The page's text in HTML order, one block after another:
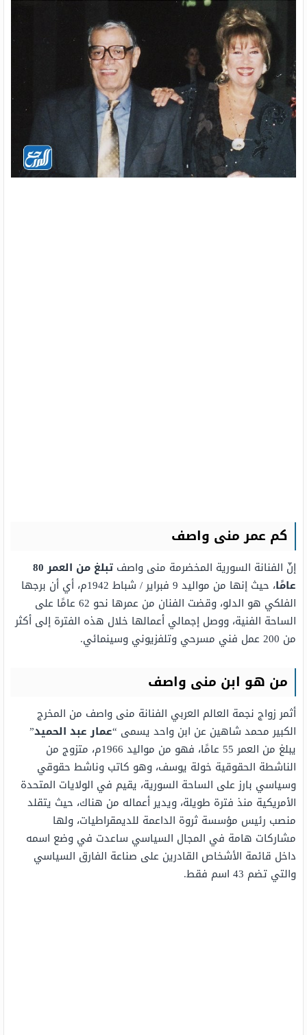
كم عمر منى واصف
إنّ الفنانة السورية المخضرمة منى واصف
تبلغ من العمر 80
عامًا
، حيث إنها من مواليد 9 فبراير / شباط 1942م، أي أن برجها
الفلكي هو الدلو، وقضت الفنان من عمرها نحو 62 عامًا على
الساحة الفنية، ووصل إجمالي أعمالها خلال هذه الفترة إلى أكثر
من 200 عمل فني مسرحي وتلفزيوني وسينمائي.
من هو ابن منى واصف
أثمر زواج نجمة العالم العربي الفنانة منى واصف من المخرج
الكبير محمد شاهين عن ابن واحد يسمى “عمار عبد الحميد”
يبلغ من العمر 55 عامًا، فهو من مواليد 1966م، متزوج من
الناشطة الحقوقية خولة يوسف، وهو كاتب وناشط حقوقي
وسياسي بارز على الساحة السورية، يقيم في الولايات المتحدة
الأمريكية منذ فترة طويلة، ويدير أعماله من هناك، حيث يتقلد
منصب رئيس مؤسسة ثروة الداعمة للديمقراطيات، ولها
مشاركات هامة في المجال السياسي ساعدت في وضع اسمه
داخل قائمة الأشخاص القادرين على صناعة الفارق السياسي
والتي تضم 43 اسم فقط.